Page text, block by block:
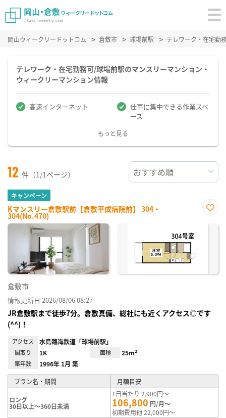
岡山ウィークリードットコム 倉敷市 球場前駅 テレワーク・在宅勤
テレワーク・在宅勤務可/球場前駅のマンスリーマンション・
ウィークリーマンション情報
高速インターネット
仕事に集中できる作業スペ
ース
もっと見る
12 件（1/1ページ）
キャンペーン
Kマンスリー倉敷駅前【倉敷平成病院前】 304・
304(No.470)
に入
倉敷市
情報更新日 2026/08/06 08:27
JR倉敷駅まで徒歩7分。倉敷真備、総社にも近くアクセス◎です
(^^)！
アクセス 水島臨海鉄道「球場前駅」
間取り 1K 面積 25m²
築年数 1996年 1月 築
プラン名・期間 月額目安
ロング
30日以上～360日未満
1日当たり 2,900円～
106,800 円/月～
初期費用他 22,000円～